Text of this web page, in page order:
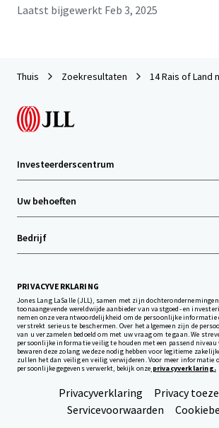
Laatst bijgewerkt Feb 3, 2025
Thuis Zoekresultaten 14 Rais of Land
Investeerderscentrum
Uw behoeften
Bedrijf
PRIVACYVERKLARING
Jones Lang LaSalle (JLL), samen met zijn
toonaangevende wereldwijde aanbieder van vastgoed- en
nemen onze verantwoordelijkheid om de persoonlijke informatie
verstrekt serieus te beschermen. Over het algemeen zijn de
van u verzamelen bedoeld om met uw vraag om te gaan. We
persoonlijke informatie veilig te houden met een passend niveau
bewaren deze zolang we deze nodig hebben voor legitieme
zullen het dan veilig en veilig verwijderen. Voor meer informatie
persoonlijke gegevens verwerkt, bekijk onze privacyverklaring.
Privacyverklaring
Privacy
Servicevoorwaarden